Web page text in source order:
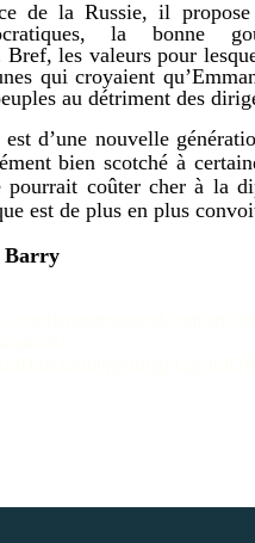
de la Russie, il
la bonne
les valeurs pour
qui croyaient
au détriment des
d’une nouvelle
bien scotché à
pourrait coûter cher à la
est de plus en plus
Barry